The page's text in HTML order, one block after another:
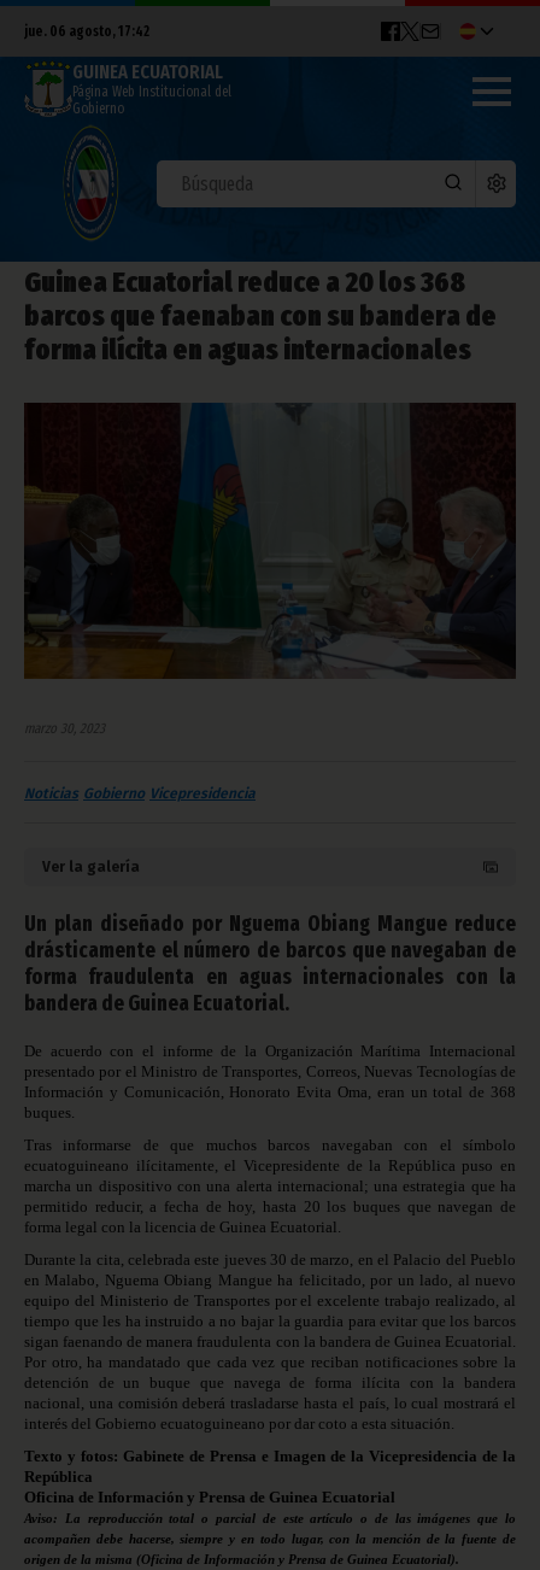
jue. 06 agosto, 17:42
GUINEA ECUATORIAL
Página Web Institucional del
Gobierno
Guinea Ecuatorial reduce a 20 los 368
barcos que faenaban con su bandera de
forma ilícita en aguas internacionales
marzo 30, 2023
Noticias Gobierno Vicepresidencia
Ver la galería
Un plan diseñado por Nguema Obiang Mangue reduce
drásticamente el número de barcos que navegaban de
forma fraudulenta en aguas internacionales con la
bandera de Guinea Ecuatorial.
De acuerdo con el informe de la Organización Marítima Internacional
presentado por el Ministro de Transportes, Correos, Nuevas Tecnologías de
Información y Comunicación, Honorato Evita Oma, eran un total de 368
buques.
Tras informarse de que muchos barcos navegaban con el símbolo
ecuatoguineano ilícitamente, el Vicepresidente de la República puso en
marcha un dispositivo con una alerta internacional; una estrategia que ha
permitido reducir, a fecha de hoy, hasta 20 los buques que navegan de
forma legal con la licencia de Guinea Ecuatorial.
Durante la cita, celebrada este jueves 30 de marzo, en el Palacio del Pueblo
en Malabo, Nguema Obiang Mangue ha felicitado, por un lado, al nuevo
equipo del Ministerio de Transportes por el excelente trabajo realizado, al
tiempo que les ha instruido a no bajar la guardia para evitar que los barcos
sigan faenando de manera fraudulenta con la bandera de Guinea Ecuatorial.
Por otro, ha mandatado que cada vez que reciban notificaciones sobre la
detención de un buque que navega de forma ilícita con la bandera
nacional, una comisión deberá trasladarse hasta el país, lo cual mostrará el
interés del Gobierno ecuatoguineano por dar coto a esta situación.
Texto y fotos: Gabinete de Prensa e Imagen de la Vicepresidencia de la
República
Oficina de Información y Prensa de Guinea Ecuatorial
Aviso: La reproducción total o parcial de este artículo o de las imágenes que lo
acompañen debe hacerse, siempre y en todo lugar, con la mención de la fuente de
origen de la misma (Oficina de Información y Prensa de Guinea Ecuatorial).